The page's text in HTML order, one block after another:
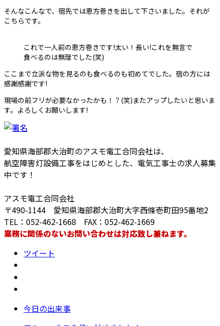
そんなこんなで、宿先では恵方巻きを出して下さいました。それが
こちらです。
これで一人前の恵方巻きです!太い！長い!これを無言で
食べるのは無理でした(笑)
ここまで立派な物を見るのも食べるのも初めてでした。宿の方には
感謝感謝です!
現場の前フリが必要なかったかも！？(笑)またアップしたいと思いま
す。よろしくお願いします!
愛知県海部郡大治町のアスモ電工合同会社は、
航空障害灯設備工事をはじめとした、電気工事士の求人募集
中です！
アスモ電工合同会社
〒490-1144 愛知県海部郡大治町大字西條壱町田95番地2
TEL：052-462-1668 FAX：052-462-1669
業務に関係のないお問い合わせは対応致し兼ねます。
ツイート
今日の出来事